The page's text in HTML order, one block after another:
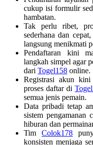
cukup isi formulir
hambatan.
Tak perlu ribet,
sederhana dan
langsung menikmati
Pendaftaran kini
langkah simpel agar
dari Togel158 online.
Registrasi akun
proses daftar di
semua jenis pemain.
Data pribadi tetap
sistem pengamanan
hiburan dan
TimColok178
konsisten menjaga